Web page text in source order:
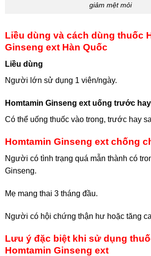
giảm mệt mỏi
Liều dùng và cách dùng thuốc
Ginseng ext Hàn Quốc
Liều dùng
Người lớn sử dụng 1 viên/ngày.
Homtamin Ginseng ext uống trước
Có thể uống thuốc vào trong, trước hay
Homtamin Ginseng ext chống
Người có tình trạng quá mẫn thành có
Ginseng.
Mẹ mang thai 3 tháng đầu.
Người có hội chứng thận hư hoặc tăng
Lưu ý đặc biệt khi sử dụng
Homtamin Ginseng ext